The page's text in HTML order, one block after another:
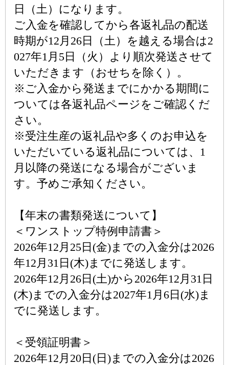
日（土）になります。
ご入金を確認してから各返礼品の配送
時期が12月26日（土）を越える場合は2
027年1月5日（火）より順次発送させて
いただきます（おせちを除く）。
※ご入金から発送までにかかる期間に
ついては各返礼品ページをご確認くだ
さい。
※受注生産の返礼品や多くのお申込を
いただいている返礼品については、1
月以降の発送になる場合がございま
す。予めご承知ください。
【年末の書類発送について】
＜ワンストップ特例申請書＞
2026年12月25日(金)までの入金分は2026
年12月31日(木)までに発送します。
2026年12月26日(土)から2026年12月31日
(木)までの入金分は2027年1月6日(水)ま
でに発送します。
＜受領証明書＞
2026年12月20日(日)までの入金分は2026